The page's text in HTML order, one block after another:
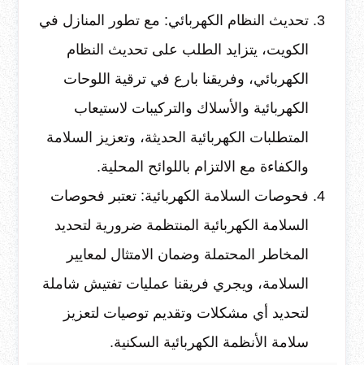
تحديث النظام الكهربائي: مع تطور المنازل في
الكويت، يتزايد الطلب على تحديث النظام
الكهربائي، وفريقنا بارع في ترقية اللوحات
الكهربائية والأسلاك والتركيبات لاستيعاب
المتطلبات الكهربائية الحديثة، وتعزيز السلامة
والكفاءة مع الالتزام باللوائح المحلية.
فحوصات السلامة الكهربائية: تعتبر فحوصات
السلامة الكهربائية المنتظمة ضرورية لتحديد
المخاطر المحتملة وضمان الامتثال لمعايير
السلامة، ويجري فريقنا عمليات تفتيش شاملة
لتحديد أي مشكلات وتقديم توصيات لتعزيز
سلامة الأنظمة الكهربائية السكنية.